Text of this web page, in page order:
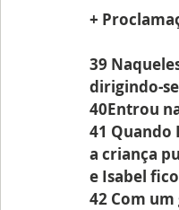
+
39
dirigindo-
40Entrou
41 Quando
a criança
e Isabel
42 Com